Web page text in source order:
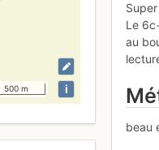
500 m i
Le
au
beau